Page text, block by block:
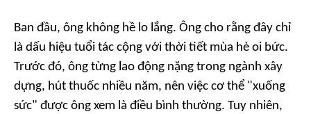
Ban đầu, ông không hề lo lắng. Ông cho rằng đây chỉ
là dấu hiệu tuổi tác cộng với thời tiết mùa hè oi bức.
Trước đó, ông từng lao động nặng trong ngành xây
dựng, hút thuốc nhiều năm, nên việc cơ thể "xuống
sức" được ông xem là điều bình thường. Tuy nhiên,